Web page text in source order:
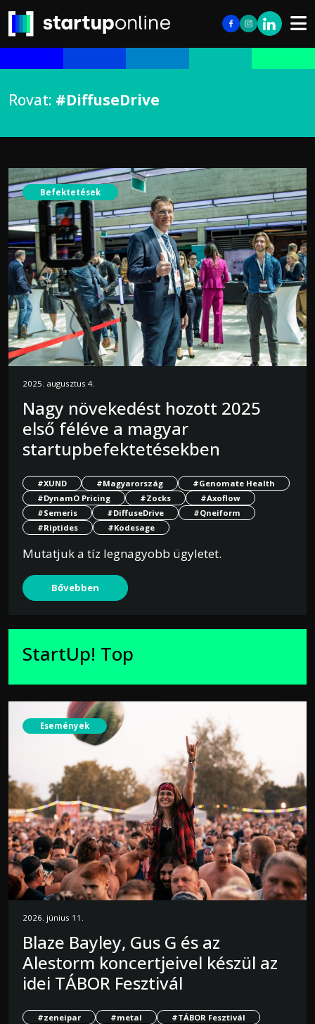
Rovat: #DiffuseDrive
Befektetések
2025. augusztus 4.
Nagy növekedést hozott 2025
első féléve a magyar
startupbefektetésekben
#XUND #Magyarország
#Genomate Health
#DynamO Pricing
#Zocks
#Axoflow
#Semeris
#DiffuseDrive
#Qneiform
#Riptides
#Kodesage
Mutatjuk a tíz legnagyobb ügyletet.
Bővebben
StartUp! Top
Események
2026. június 11.
Blaze Bayley, Gus G és az
Alestorm koncertjeivel készül az
idei TÁBOR Fesztivál
#zeneipar #metal
#TÁBOR Fesztivál